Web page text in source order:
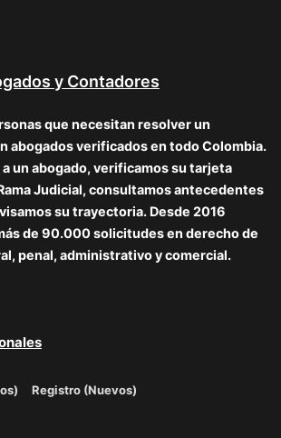
y Contadores
que necesitan resolver un
abogados verificados en todo Colombia.
un abogado, verificamos su tarjeta
Judicial, consultamos antecedentes
su trayectoria. Desde 2016
de 90.000 solicitudes en derecho de
penal, administrativo y comercial.
Registro (Nuevos)